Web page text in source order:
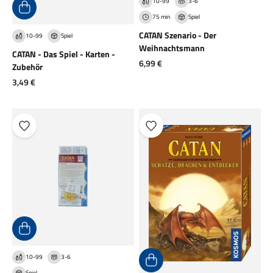
10-99 Spiel
CATAN - Das Spiel - Karten -
Zubehör
Angebot
3,49 €
75 min
Spiel
CATAN Szenario - Der
Weihnachtsmann
Angebot
6,99 €
10-99
3-6